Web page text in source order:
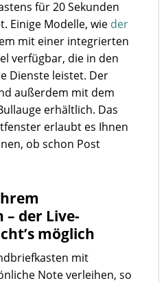
für 20 Sekunden
Einige Modelle, wie der
mit einer integrierten
verfügbar, die in den
Dienste leistet. Der
außerdem mit dem
erhältlich. Das
erlaubt es Ihnen
ob schon Post
der Live-
möglich
mit
Note verleihen, so